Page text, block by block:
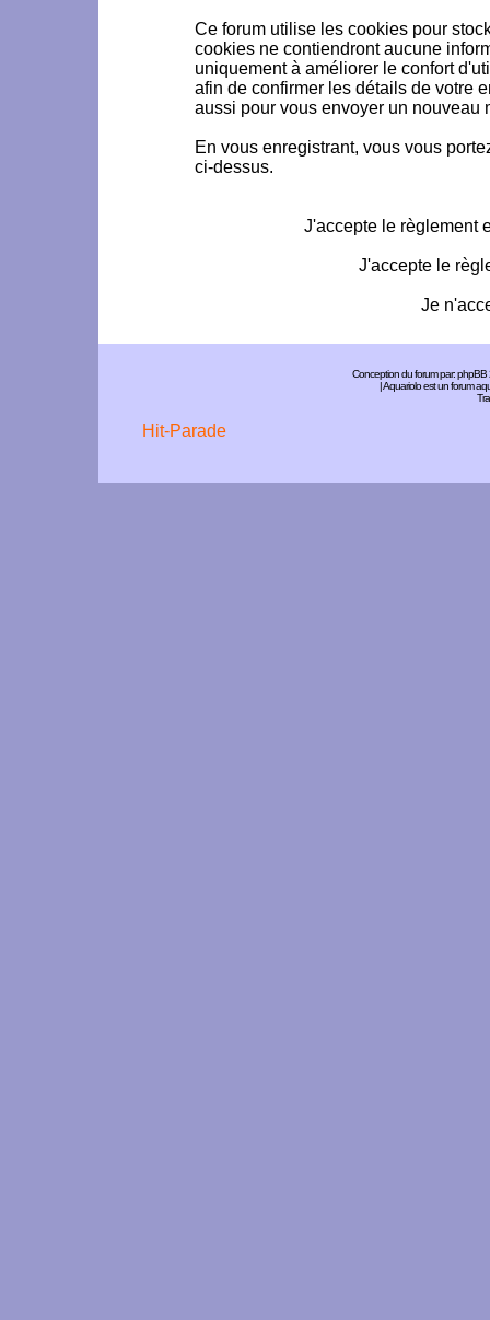
Ce forum utilise les cookies pour
cookies ne contiendront aucune
uniquement à améliorer le confort
afin de confirmer les détails de votre
aussi pour vous envoyer un nouveau
En vous enregistrant, vous vous
ci-dessus.
J'accepte le règlement
J'accepte le
Je
Conception du forum par:phpBB
| Aquariolo est un forum